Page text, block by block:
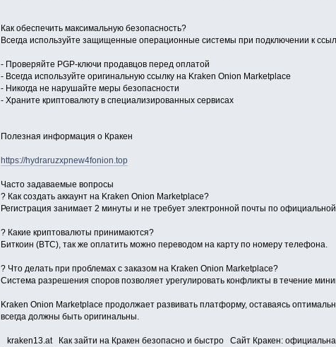
Как обеспечить максимальную безопасность?
Всегда используйте защищенные операционные системы при подключении к
- Проверяйте PGP-ключи продавцов перед оплатой
- Всегда используйте оригинальную ссылку на Kraken Onion Marketplace
- Никогда не нарушайте меры безопасности
- Храните криптовалюту в специализированных сервисах
Полезная информация о Кракен
https://hydraruzxpnew4fonion.top
Часто задаваемые вопросы
? Как создать аккаунт на Kraken Onion Marketplace?
Регистрация занимает 2 минуты и не требует электронной почты по
? Какие криптовалюты принимаются?
Биткоин (BTC), так же оплатить можно переводом на карту по номеру телефона.
? Что делать при проблемах с заказом на Kraken Onion Marketplace?
Система разрешения споров позволяет урегулировать конфликты в течение
Kraken Onion Marketplace продолжает развивать платформу, оставаясь
всегда должны быть оригинальны.
kraken13.at Как зайти на Кракен безопасно и быстро Сайт Кракен: